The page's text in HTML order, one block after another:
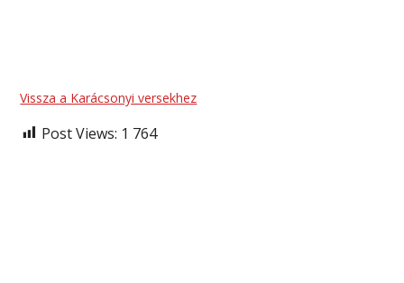
Vissza a Karácsonyi versekhez
Post Views: 1 764